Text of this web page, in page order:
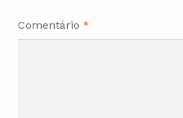
Comentário *